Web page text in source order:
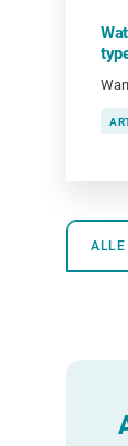
ALLE